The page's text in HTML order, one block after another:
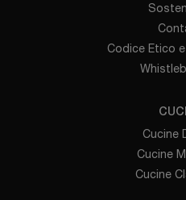
Codice Etico
Cucine
Cucine
Cucine